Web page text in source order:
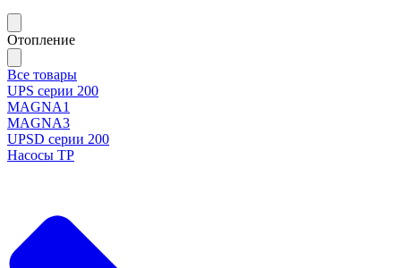
Отопление
Все товары
UPS серии 200
MAGNA1
MAGNA3
UPSD серии 200
Насосы TP